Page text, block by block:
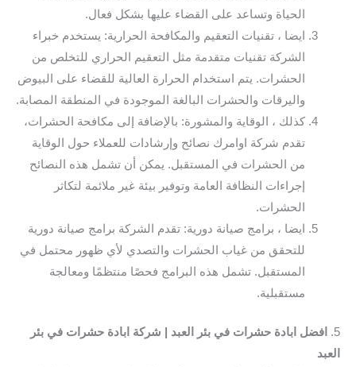
الحياة وتساعد على القضاء عليها بشكل فعال.
ايضا ، تقنيات التعقيم والمكافحة الحرارية: يستخدم خبراء
الشركة تقنيات متقدمة مثل التعقيم الحراري للتخلص من
الحشرات. يتم استخدام الحرارة العالية للقضاء على البيوض
واليرقات والحشرات البالغة الموجودة في المنطقة المصابة.
كذلك ، الوقاية والمشورة: بالإضافة إلى مكافحة الحشرات،
تقدم شركة اوامرك نصائح وإرشادات للعملاء حول الوقاية
من الحشرات في المستقبل. يمكن أن تشمل هذه النصائح
إجراءات النظافة العامة وتوفير بيئة غير ملائمة لتكاثر
الحشرات.
ايضا ، برامج صيانة دورية: تقدم الشركة برامج صيانة دورية
للتحقق من غياب الحشرات والتصدي لأي ظهور محتمل في
المستقبل. تشمل هذه البرامج فحصًا منتظمًا ومعالجة
مستقبلية.
5.
افضل ابادة حشرات في بئر العبد | شركة ابادة حشرات في بئر
العبد